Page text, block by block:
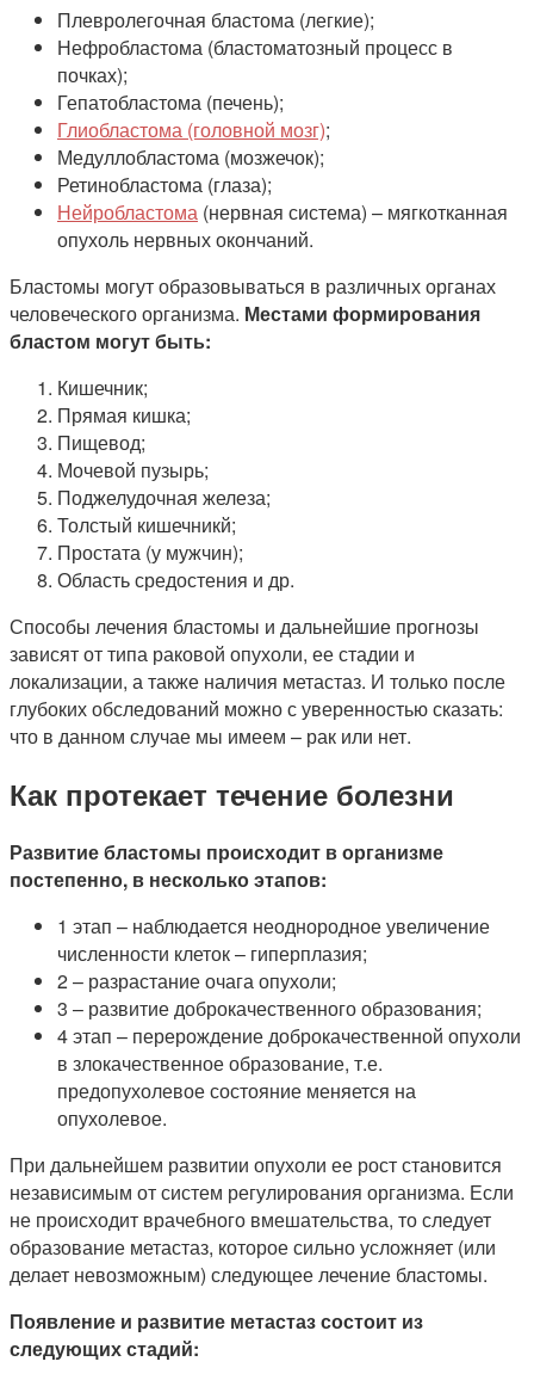
Плевролегочная бластома (легкие);
Нефробластома (бластоматозный процесс в
почках);
Гепатобластома (печень);
Глиобластома (головной мозг);
Медуллобластома (мозжечок);
Ретинобластома (глаза);
Нейробластома (нервная система) – мягкотканная
опухоль нервных окончаний.
Бластомы могут образовываться в различных органах
человеческого организма. Местами формирования
бластом могут быть:
Кишечник;
Прямая кишка;
Пищевод;
Мочевой пузырь;
Поджелудочная железа;
Толстый кишечникй;
Простата (у мужчин);
Область средостения и др.
Способы лечения бластомы и дальнейшие прогнозы
зависят от типа раковой опухоли, ее стадии и
локализации, а также наличия метастаз. И только после
глубоких обследований можно с уверенностью сказать:
что в данном случае мы имеем – рак или нет.
Как протекает течение болезни
Развитие бластомы происходит в организме
постепенно, в несколько этапов:
1 этап – наблюдается неоднородное увеличение
численности клеток – гиперплазия;
2 – разрастание очага опухоли;
3 – развитие доброкачественного образования;
4 этап – перерождение доброкачественной опухоли
в злокачественное образование, т.е.
предопухолевое состояние меняется на
опухолевое.
При дальнейшем развитии опухоли ее рост становится
независимым от систем регулирования организма. Если
не происходит врачебного вмешательства, то следует
образование метастаз, которое сильно усложняет (или
делает невозможным) следующее лечение бластомы.
Появление и развитие метастаз состоит из
следующих стадий: